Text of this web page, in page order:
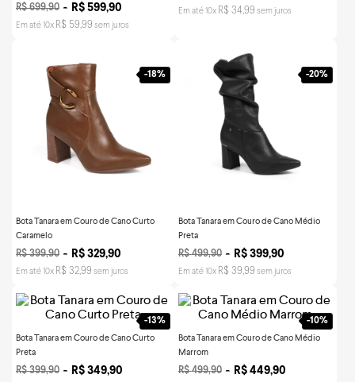
R$ 699,90 R$ 599,90
Em até 10x R$ 59,99 sem juros
Em até 10x R$ 34,99 sem juros
-18%
Bota Tanara em Couro de Cano Curto
Caramelo
R$ 399,90 R$ 329,90
Em até 10x R$ 32,99 sem juros
-20%
Bota Tanara em Couro de Cano Médio
Preta
R$ 499,90 R$ 399,90
Em até 10x R$ 39,99 sem juros
-13%
Bota Tanara em Couro de Cano Curto
Preta
R$ 399,90 R$ 349,90
-10%
Bota Tanara em Couro de Cano Médio
Marrom
R$ 499,90 R$ 449,90